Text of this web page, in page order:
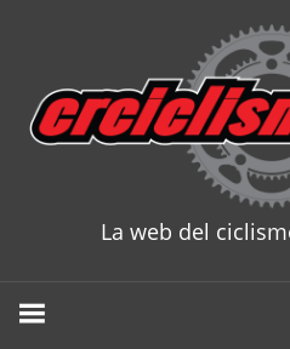
content
La web del